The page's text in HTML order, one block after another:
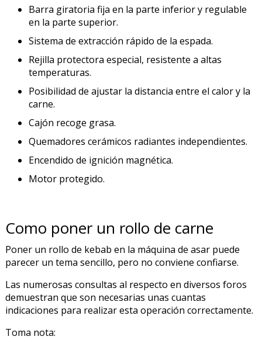
Barra giratoria fija en la parte inferior y regulable
en la parte superior.
Sistema de extracción rápido de la espada.
Rejilla protectora especial, resistente a altas
temperaturas.
Posibilidad de ajustar la distancia entre el calor y la
carne.
Cajón recoge grasa.
Quemadores cerámicos radiantes independientes.
Encendido de ignición magnética.
Motor protegido.
Como poner un rollo de carne
Poner un rollo de kebab en la máquina de asar puede
parecer un tema sencillo, pero no conviene confiarse.
Las numerosas consultas al respecto en diversos foros
demuestran que son necesarias unas cuantas
indicaciones para realizar esta operación correctamente.
Toma nota: